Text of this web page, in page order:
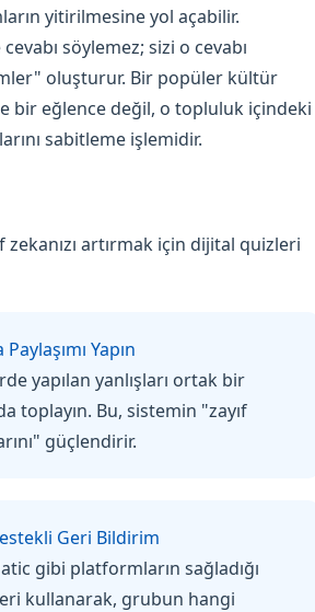
yitirilmesine yol açabilir.
söylemez; sizi o cevabı
oluşturur. Bir popüler kültür
bir eğlence değil, o topluluk içindeki
sabitleme işlemidir.
artırmak için dijital quizleri
Yapın
yapılan yanlışları ortak bir
toplayın. Bu, sistemin "zayıf
güçlendirir.
Geri Bildirim
gibi platformların sağladığı
kullanarak, grubun hangi